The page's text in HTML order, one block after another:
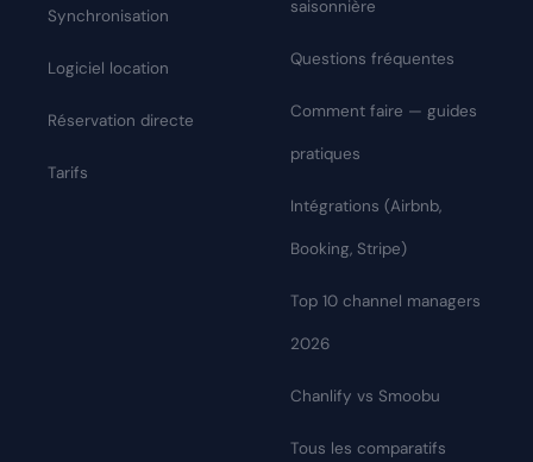
Synchronisation
Logiciel location
Réservation directe
Tarifs
saisonnière
Questions fréquentes
Comment faire — guides
pratiques
Intégrations (Airbnb,
Booking, Stripe)
Top 10 channel managers
2026
Chanlify vs Smoobu
Tous les comparatifs